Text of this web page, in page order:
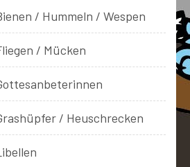
/ Hummeln / Wespen
/ Mücken
/ Heuschrecken